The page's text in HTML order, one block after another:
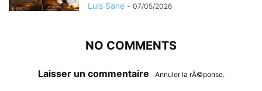
Luis Sane - 07/05/2026
NO COMMENTS
Laisser un commentaire Annuler la rÃ©ponse.